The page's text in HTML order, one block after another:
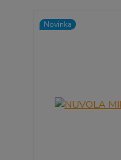
Novinka